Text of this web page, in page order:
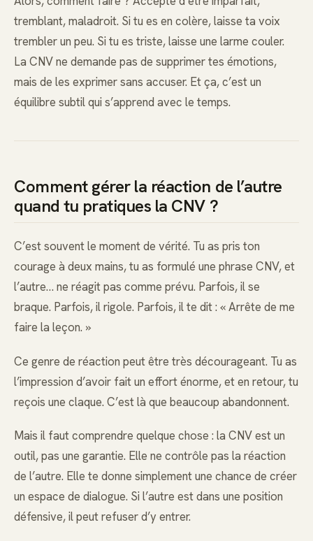
tremblant, maladroit. Si tu es en colère, laisse ta voix
trembler un peu. Si tu es triste, laisse une larme couler.
La CNV ne demande pas de supprimer tes émotions,
mais de les exprimer sans accuser. Et ça, c’est un
équilibre subtil qui s’apprend avec le temps.
Comment gérer la réaction de l’autre
quand tu pratiques la CNV ?
C’est souvent le moment de vérité. Tu as pris ton
courage à deux mains, tu as formulé une phrase CNV, et
l’autre… ne réagit pas comme prévu. Parfois, il se
braque. Parfois, il rigole. Parfois, il te dit : « Arrête de me
faire la leçon. »
Ce genre de réaction peut être très décourageant. Tu as
l’impression d’avoir fait un effort énorme, et en retour, tu
reçois une claque. C’est là que beaucoup abandonnent.
Mais il faut comprendre quelque chose : la CNV est un
outil, pas une garantie. Elle ne contrôle pas la réaction
de l’autre. Elle te donne simplement une chance de créer
un espace de dialogue. Si l’autre est dans une position
défensive, il peut refuser d’y entrer.